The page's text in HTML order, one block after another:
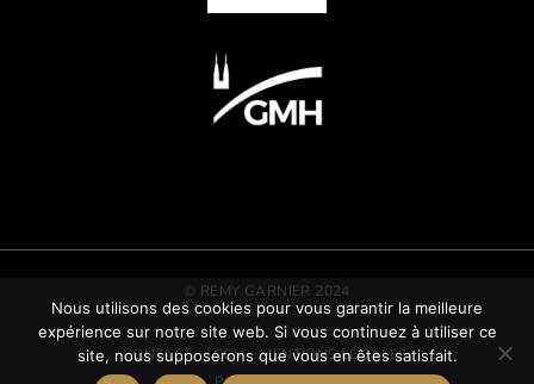
© REMY GARNIER 2024
CONTACT CGV
MENTIONS LÉGALES
Nous utilisons des cookies pour vous garantir la meilleure
expérience sur notre site web. Si vous continuez à utiliser ce
site, nous supposerons que vous en êtes satisfait.